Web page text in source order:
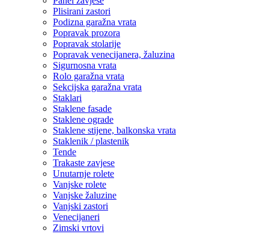
Plisirani zastori
Podizna garažna vrata
Popravak prozora
Popravak stolarije
Popravak venecijanera, žaluzina
Sigurnosna vrata
Rolo garažna vrata
Sekcijska garažna vrata
Staklari
Staklene fasade
Staklene ograde
Staklene stijene, balkonska vrata
Staklenik / plastenik
Tende
Trakaste zavjese
Unutarnje rolete
Vanjske rolete
Vanjske žaluzine
Vanjski zastori
Venecijaneri
Zimski vrtovi